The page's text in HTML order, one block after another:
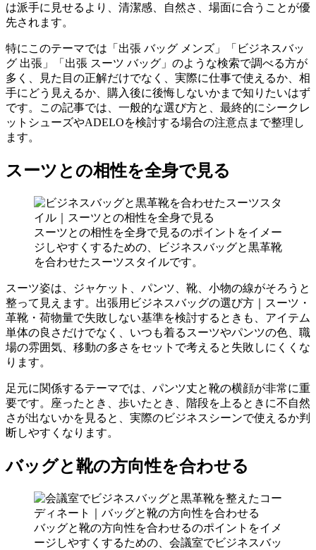
は派手に見せるより、清潔感、自然さ、場面に合うことが優
先されます。
特にこのテーマでは「出張 バッグ メンズ」「ビジネスバッ
グ 出張」「出張 スーツ バッグ」のような検索で調べる方が
多く、見た目の正解だけでなく、実際に仕事で使えるか、相
手にどう見えるか、購入後に後悔しないかまで知りたいはず
です。この記事では、一般的な選び方と、最終的にシークレ
ットシューズやADELOを検討する場合の注意点まで整理し
ます。
スーツとの相性を全身で見る
スーツとの相性を全身で見るのポイントをイメー
ジしやすくするための、ビジネスバッグと黒革靴
を合わせたスーツスタイルです。
スーツ姿は、ジャケット、パンツ、靴、小物の線がそろうと
整って見えます。出張用ビジネスバッグの選び方｜スーツ・
革靴・荷物量で失敗しない基準を検討するときも、アイテム
単体の良さだけでなく、いつも着るスーツやパンツの色、職
場の雰囲気、移動の多さをセットで考えると失敗しにくくな
ります。
足元に関係するテーマでは、パンツ丈と靴の横顔が非常に重
要です。座ったとき、歩いたとき、階段を上るときに不自然
さが出ないかを見ると、実際のビジネスシーンで使えるか判
断しやすくなります。
バッグと靴の方向性を合わせる
バッグと靴の方向性を合わせるのポイントをイメ
ージしやすくするための、会議室でビジネスバッ